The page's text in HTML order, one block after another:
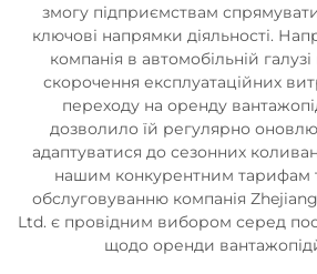
змогу підприємствам
ключові напрямки діяльності.
компанія в автомобільній
скорочення експлуатаційних
переходу на оренду
дозволило їй регулярно
адаптуватися до сезонних
нашим конкурентним тарифам
обслуговуванню компанія
Ltd. є провідним вибором серед
щодо оренди